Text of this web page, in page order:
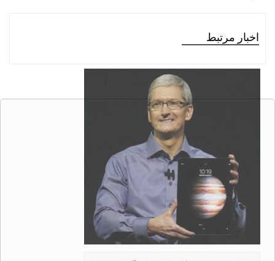
مرتبط